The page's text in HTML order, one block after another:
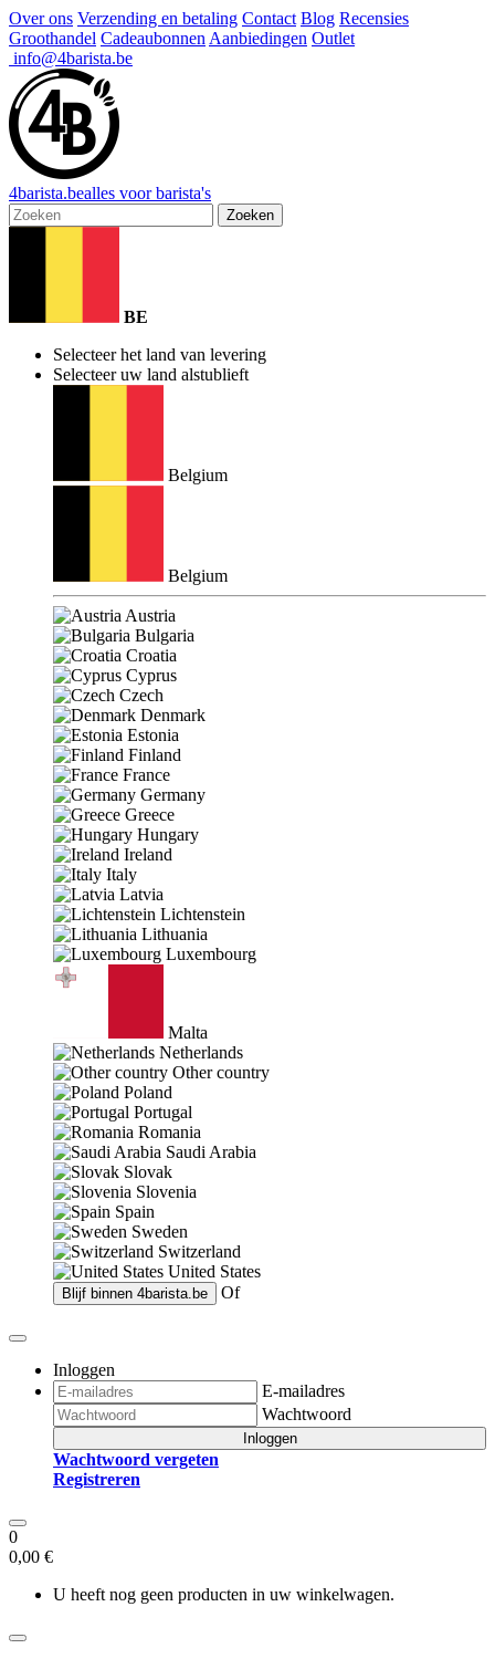
Over ons Verzending en betaling Contact Blog Recensies
Groothandel Cadeaubonnen Aanbiedingen Outlet
info@4barista.be
4barista.bealles voor barista's
Zoeken
BE
Selecteer het land van levering
Selecteer uw land alstublieft
Belgium
Belgium
Austria
Bulgaria
Croatia
Cyprus
Czech
Denmark
Estonia
Finland
France
Germany
Greece
Hungary
Ireland
Italy
Latvia
Lichtenstein
Lithuania
Luxembourg
Malta
Netherlands
Other country
Poland
Portugal
Romania
Saudi Arabia
Slovak
Slovenia
Spain
Sweden
Switzerland
United States
Blijf binnen 4barista.be Of
Inloggen
E-mailadres
Wachtwoord
Inloggen
Wachtwoord vergeten
Registreren
0
0,00 €
U heeft nog geen producten in uw winkelwagen.